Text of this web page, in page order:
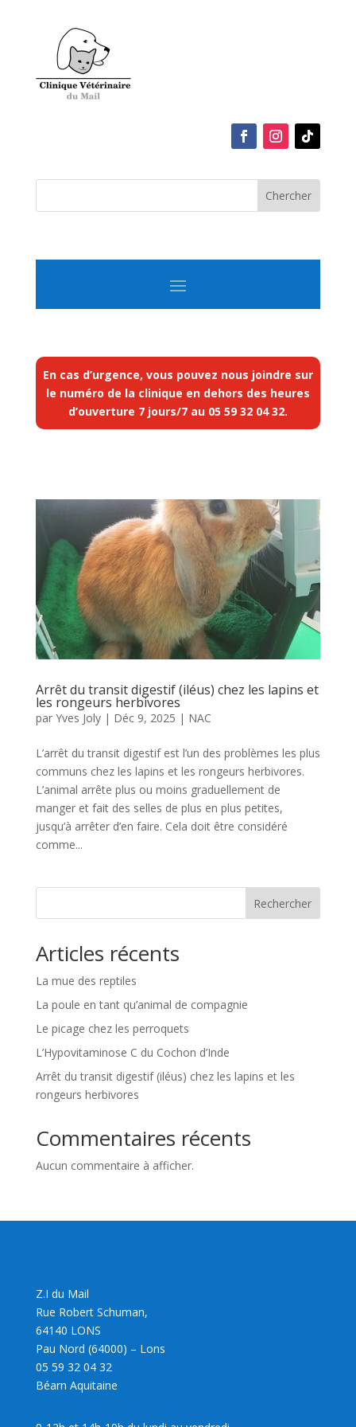
En cas d’urgence, vous pouvez nous joindre sur
le numéro de la clinique en dehors des heures
d’ouverture 7 jours/7 au 05 59 32 04 32.
Arrêt du transit digestif (iléus) chez les lapins et
les rongeurs herbivores
par Yves Joly| Déc 9, 2025 | NAC
L’arrêt du transit digestif est l’un des problèmes les plus
communs chez les lapins et les rongeurs herbivores.
L’animal arrête plus ou moins graduellement de
manger et fait des selles de plus en plus petites,
jusqu’à arrêter d’en faire. Cela doit être considéré
comme...
Rechercher
Articles récents
La mue des reptiles
La poule en tant qu’animal de compagnie
Le picage chez les perroquets
L’Hypovitaminose C du Cochon d’Inde
Arrêt du transit digestif (iléus) chez les lapins et les
rongeurs herbivores
Commentaires récents
Aucun commentaire à afficher.
Z.I du Mail
Rue Robert Schuman,
64140 LONS
Pau Nord (64000) – Lons
05 59 32 04 32
Béarn Aquitaine